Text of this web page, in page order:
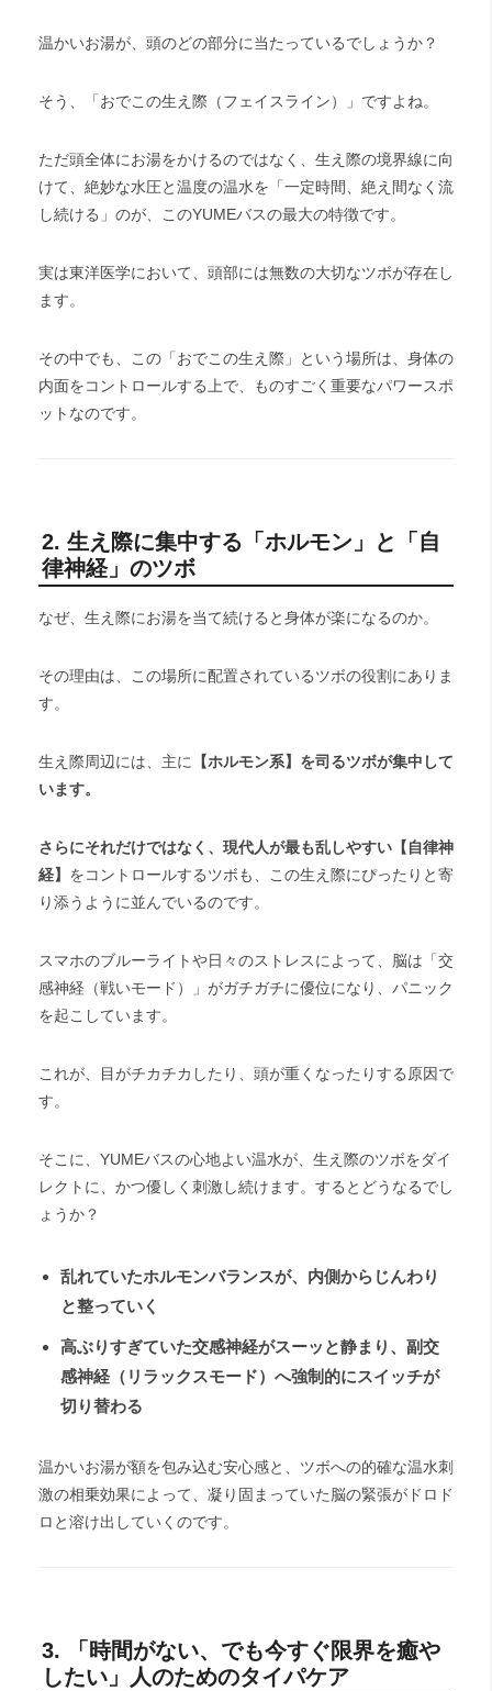
温かいお湯が、頭のどの部分に当たっているでしょうか？
そう、「おでこの生え際（フェイスライン）」ですよね。
ただ頭全体にお湯をかけるのではなく、生え際の境界線に向
けて、絶妙な水圧と温度の温水を「一定時間、絶え間なく流
し続ける」のが、このYUMEバスの最大の特徴です。
実は東洋医学において、頭部には無数の大切なツボが存在し
ます。
その中でも、この「おでこの生え際」という場所は、身体の
内面をコントロールする上で、ものすごく重要なパワースポ
ットなのです。
2. 生え際に集中する「ホルモン」と「自
律神経」のツボ
なぜ、生え際にお湯を当て続けると身体が楽になるのか。
その理由は、この場所に配置されているツボの役割にありま
す。
生え際周辺には、主に
【ホルモン系】を司るツボが集中して
います。
さらにそれだけではなく、現代人が最も乱しやすい【自律神
経】 をコントロールするツボも、この生え際にぴったりと寄
り添うように並んでいるのです。
スマホのブルーライトや日々のストレスによって、脳は「交
感神経（戦いモード）」がガチガチに優位になり、パニック
を起こしています。
これが、目がチカチカしたり、頭が重くなったりする原因で
す。
そこに、YUMEバスの心地よい温水が、生え際のツボをダイ
レクトに、かつ優しく刺激し続けます。するとどうなるでし
ょうか？
乱れていたホルモンバランスが、内側からじんわり
と整っていく
高ぶりすぎていた交感神経がスーッと静まり、副交
感神経（リラックスモード）へ強制的にスイッチが
切り替わる
温かいお湯が額を包み込む安心感と、ツボへの的確な温水刺
激の相乗効果によって、凝り固まっていた脳の緊張がドロド
ロと溶け出していくのです。
3. 「時間がない、でも今すぐ限界を癒や
したい」人のためのタイパケア